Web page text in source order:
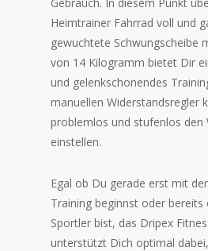
Heimtrainer Fahrrad voll und
gewuchtete Schwungscheibe
von 14 Kilogramm bietet Dir
und gelenkschonendes
manuellen Widerstandsregler
problemlos und stufenlos den
einstellen.
Egal ob Du gerade erst mit
Training beginnst oder bereits
Sportler bist, das Dripex
unterstützt Dich optimal